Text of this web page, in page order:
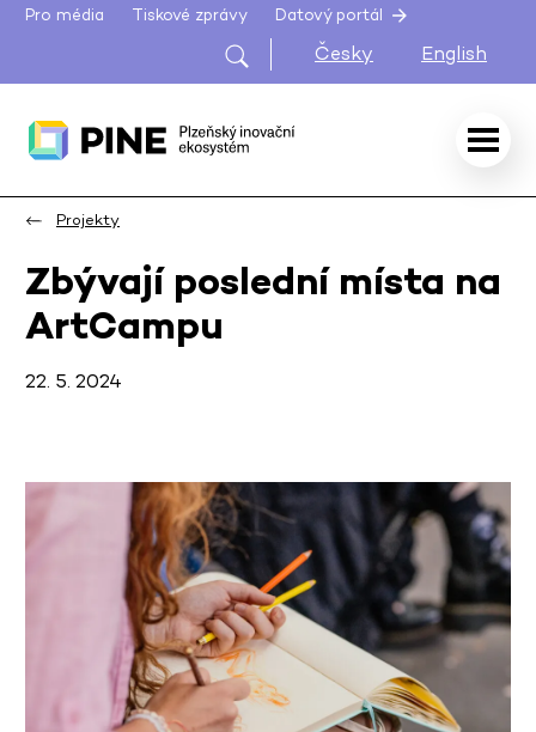
Pro média Tiskové zprávy Datový portál
Česky English
Projekty
Zbývají poslední místa na
ArtCampu
22. 5. 2024